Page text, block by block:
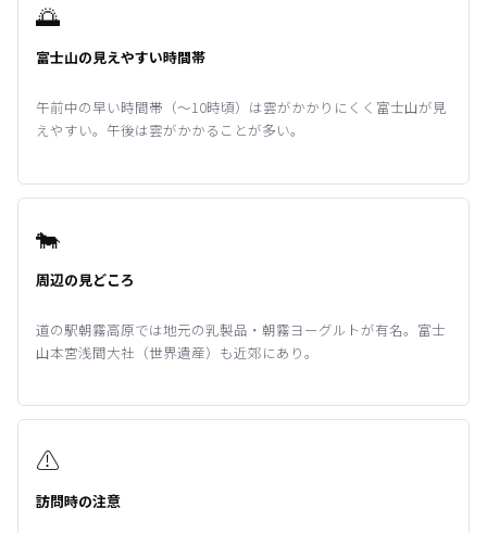
🌅
富士山の見えやすい時間帯
午前中の早い時間帯（〜10時頃）は雲がかかりにくく富士山が見
えやすい。午後は雲がかかることが多い。
🐄
周辺の見どころ
道の駅朝霧高原では地元の乳製品・朝霧ヨーグルトが有名。富士
山本宮浅間大社（世界遺産）も近郊にあり。
⚠️
訪問時の注意